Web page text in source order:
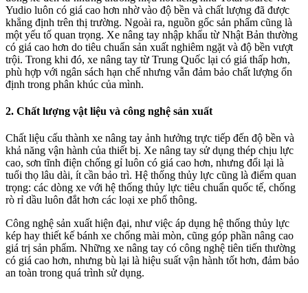
Yudio luôn có giá cao hơn nhờ vào độ bền và chất lượng đã được
khẳng định trên thị trường. Ngoài ra, nguồn gốc sản phẩm cũng là
một yếu tố quan trọng. Xe nâng tay nhập khẩu từ Nhật Bản thường
có giá cao hơn do tiêu chuẩn sản xuất nghiêm ngặt và độ bền vượt
trội. Trong khi đó, xe nâng tay từ Trung Quốc lại có giá thấp hơn,
phù hợp với ngân sách hạn chế nhưng vẫn đảm bảo chất lượng ổn
định trong phân khúc của mình.
2. Chất lượng vật liệu và công nghệ sản xuất
Chất liệu cấu thành xe nâng tay ảnh hưởng trực tiếp đến độ bền và
khả năng vận hành của thiết bị. Xe nâng tay sử dụng thép chịu lực
cao, sơn tĩnh điện chống gỉ luôn có giá cao hơn, nhưng đổi lại là
tuổi thọ lâu dài, ít cần bảo trì. Hệ thống thủy lực cũng là điểm quan
trọng: các dòng xe với hệ thống thủy lực tiêu chuẩn quốc tế, chống
rò rỉ dầu luôn đắt hơn các loại xe phổ thông.
Công nghệ sản xuất hiện đại, như việc áp dụng hệ thống thủy lực
kép hay thiết kế bánh xe chống mài mòn, cũng góp phần nâng cao
giá trị sản phẩm. Những xe nâng tay có công nghệ tiên tiến thường
có giá cao hơn, nhưng bù lại là hiệu suất vận hành tốt hơn, đảm bảo
an toàn trong quá trình sử dụng.